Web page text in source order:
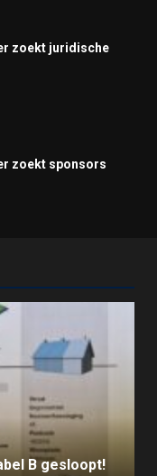
zoekt juridische
zoekt sponsors
B gesloopt!